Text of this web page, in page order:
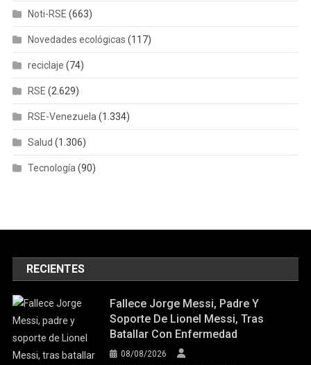
Noti-RSE (663)
Novedades ecológicas (117)
reciclaje (74)
RSE (2.629)
RSE-Venezuela (1.334)
Salud (1.306)
Tecnología (90)
RECIENTES
Fallece Jorge Messi, Padre Y
Soporte De Lionel Messi, Tras
Batallar Con Enfermedad
08/08/2026